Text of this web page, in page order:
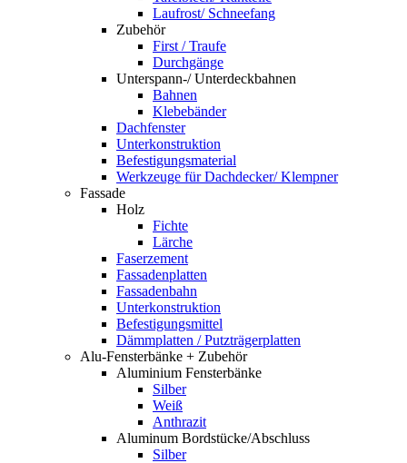
Laufrost/ Schneefang
Zubehör
First / Traufe
Durchgänge
Unterspann-/ Unterdeckbahnen
Bahnen
Klebebänder
Dachfenster
Unterkonstruktion
Befestigungsmaterial
Werkzeuge für Dachdecker/ Klempner
Fassade
Holz
Fichte
Lärche
Faserzement
Fassadenplatten
Fassadenbahn
Unterkonstruktion
Befestigungsmittel
Dämmplatten / Putzträgerplatten
Alu-Fensterbänke + Zubehör
Aluminium Fensterbänke
Silber
Weiß
Anthrazit
Aluminum Bordstücke/Abschluss
Silber